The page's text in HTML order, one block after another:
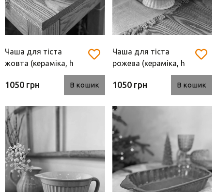
Вази для квітів
Фігурки та статуетки
Чаша для тіста
жовта (кераміка, h
1050 грн В кошик
Чаша для тіста
рожева (кераміка, h
1050 грн В кошик